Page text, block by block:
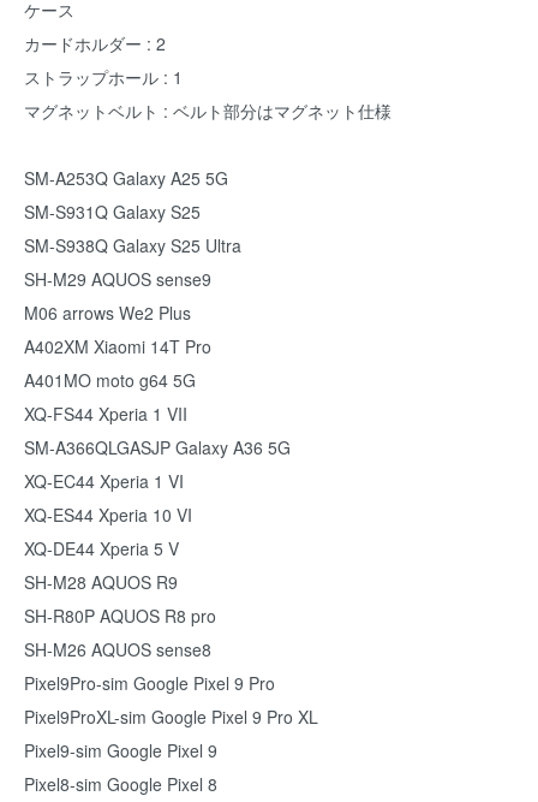
ケース
カードホルダー : 2
ストラップホール : 1
マグネットベルト : ベルト部分はマグネット仕様
SM-A253Q Galaxy A25 5G
SM-S931Q Galaxy S25
SM-S938Q Galaxy S25 Ultra
SH-M29 AQUOS sense9
M06 arrows We2 Plus
A402XM Xiaomi 14T Pro
A401MO moto g64 5G
XQ-FS44 Xperia 1 VII
SM-A366QLGASJP Galaxy A36 5G
XQ-EC44 Xperia 1 VI
XQ-ES44 Xperia 10 VI
XQ-DE44 Xperia 5 V
SH-M28 AQUOS R9
SH-R80P AQUOS R8 pro
SH-M26 AQUOS sense8
Pixel9Pro-sim Google Pixel 9 Pro
Pixel9ProXL-sim Google Pixel 9 Pro XL
Pixel9-sim Google Pixel 9
Pixel8-sim Google Pixel 8